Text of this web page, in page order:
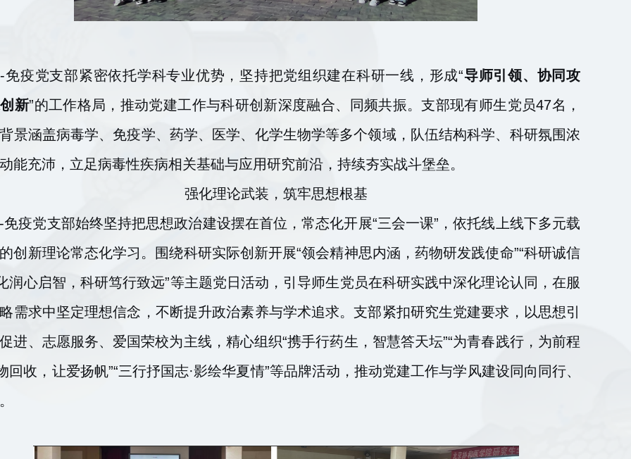
免疫党支部紧密依托学科专业优势，坚持把党组织建在科研一线，形成“导师引领、协同攻
新”的工作格局，推动党建工作与科研创新深度融合、同频共振。支部现有师生党员47名，
景涵盖病毒学、免疫学、药学、医学、化学生物学等多个领域，队伍结构科学、科研氛围浓
能充沛，立足病毒性疾病相关基础与应用研究前沿，持续夯实战斗堡垒。
强化理论武装，筑牢思想根基
免疫党支部始终坚持把思想政治建设摆在首位，常态化开展“三会一课”，依托线上线下多元载
创新理论常态化学习。围绕科研实际创新开展“领会精神思内涵，药物研发践使命”“科研诚信
润心启智，科研笃行致远”等主题党日活动，引导师生党员在科研实践中深化理论认同，在服
需求中坚定理想信念，不断提升政治素养与学术追求。支部紧扣研究生党建要求，以思想引
进、志愿服务、爱国荣校为主线，精心组织“携手行药生，智慧答天坛”“为青春践行，为前程
回收，让爱扬帆”“三行抒国志·影绘华夏情”等品牌活动，推动党建工作与学风建设同向同行、